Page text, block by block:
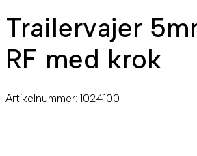
Trailervajer
RF med krok
Artikelnummer: 1024100